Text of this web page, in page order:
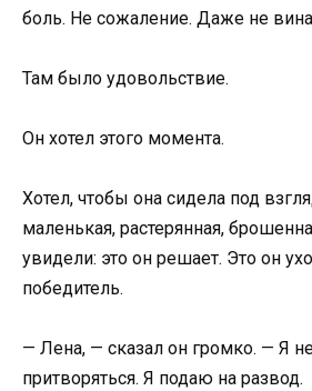
боль. Не сожаление. Даже не
Там было удовольствие.
Он хотел этого момента.
Хотел, чтобы она сидела под
маленькая, растерянная,
увидели: это он решает. Это он
победитель.
— Лена, — сказал он громко. — Я
притворяться. Я подаю на развод.